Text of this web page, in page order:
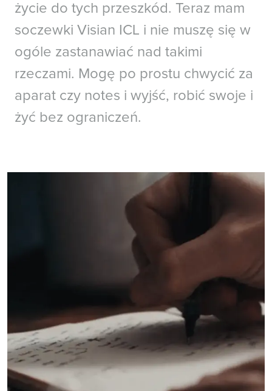
życie do tych przeszkód. Teraz mam
soczewki Visian ICL i nie muszę się w
ogóle zastanawiać nad takimi
rzeczami. Mogę po prostu chwycić za
aparat czy notes i wyjść, robić swoje i
żyć bez ograniczeń.